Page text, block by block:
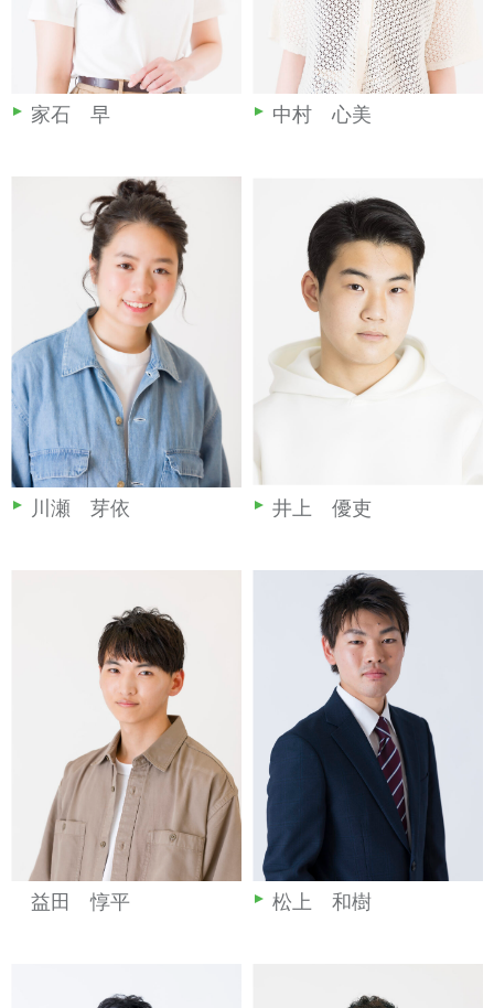
家石 早 中村 心美
川瀬 芽依 井上 優吏
益田 惇平 松上 和樹